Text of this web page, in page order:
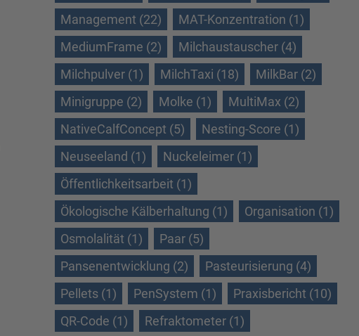
Management (22)
MAT-Konzentration (1)
MediumFrame (2)
Milchaustauscher (4)
Milchpulver (1)
MilchTaxi (18)
MilkBar (2)
Minigruppe (2)
Molke (1)
MultiMax (2)
NativeCalfConcept (5)
Nesting-Score (1)
Neuseeland (1)
Nuckeleimer (1)
Öffentlichkeitsarbeit (1)
Ökologische Kälberhaltung (1)
Organisation (1)
Osmolalität (1)
Paar (5)
Pansenentwicklung (2)
Pasteurisierung (4)
Pellets (1)
PenSystem (1)
Praxisbericht (10)
QR-Code (1)
Refraktometer (1)